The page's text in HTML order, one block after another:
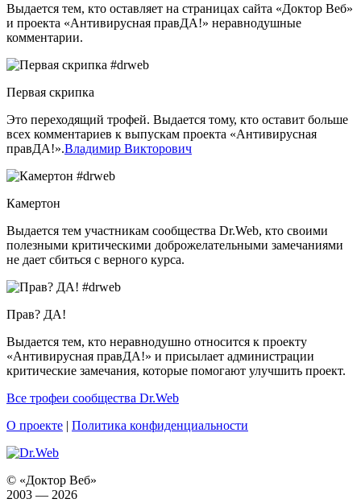
Выдается тем, кто оставляет на страницах сайта «Доктор Веб»
и проекта «Антивирусная правДА!» неравнодушные
комментарии.
Первая скрипка
Это переходящий трофей. Выдается тому, кто оставит больше
всех комментариев к выпускам проекта «Антивирусная
правДА!».Владимир Викторович
Камертон
Выдается тем участникам сообщества Dr.Web, кто своими
полезными критическими доброжелательными замечаниями
не дает сбиться с верного курса.
Прав? ДА!
Выдается тем, кто неравнодушно относится к проекту
«Антивирусная правДА!» и присылает администрации
критические замечания, которые помогают улучшить проект.
Все трофеи сообщества Dr.Web
О проекте | Политика конфиденциальности
© «Доктор Веб»
2003 — 2026